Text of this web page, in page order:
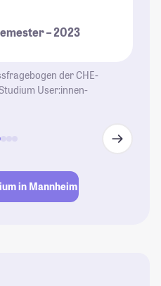
– 2023
der CHE-
User:innen-
in Mannheim